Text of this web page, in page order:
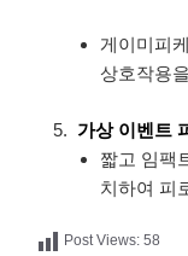
게이미피
상호작용
가상 이벤트
짧고 임팩
치하여 피
Post Views: 58